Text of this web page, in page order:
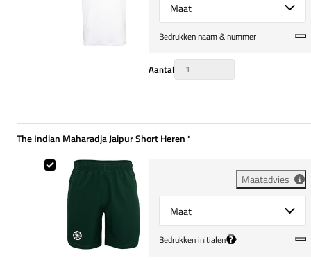
Bedrukken naam & nummer
Aantal
The Indian Maharadja Jaipur Short Heren*
Maatadvies
Select {option} for {name}
Bedrukken initialen ?
The Indian Maharadja Jaipur Short Heren